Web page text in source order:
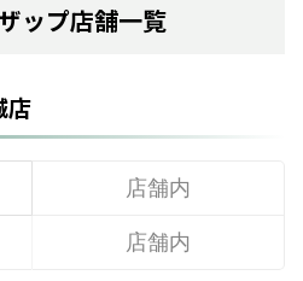
ップ店舗一覧
店
店舗内
店舗内